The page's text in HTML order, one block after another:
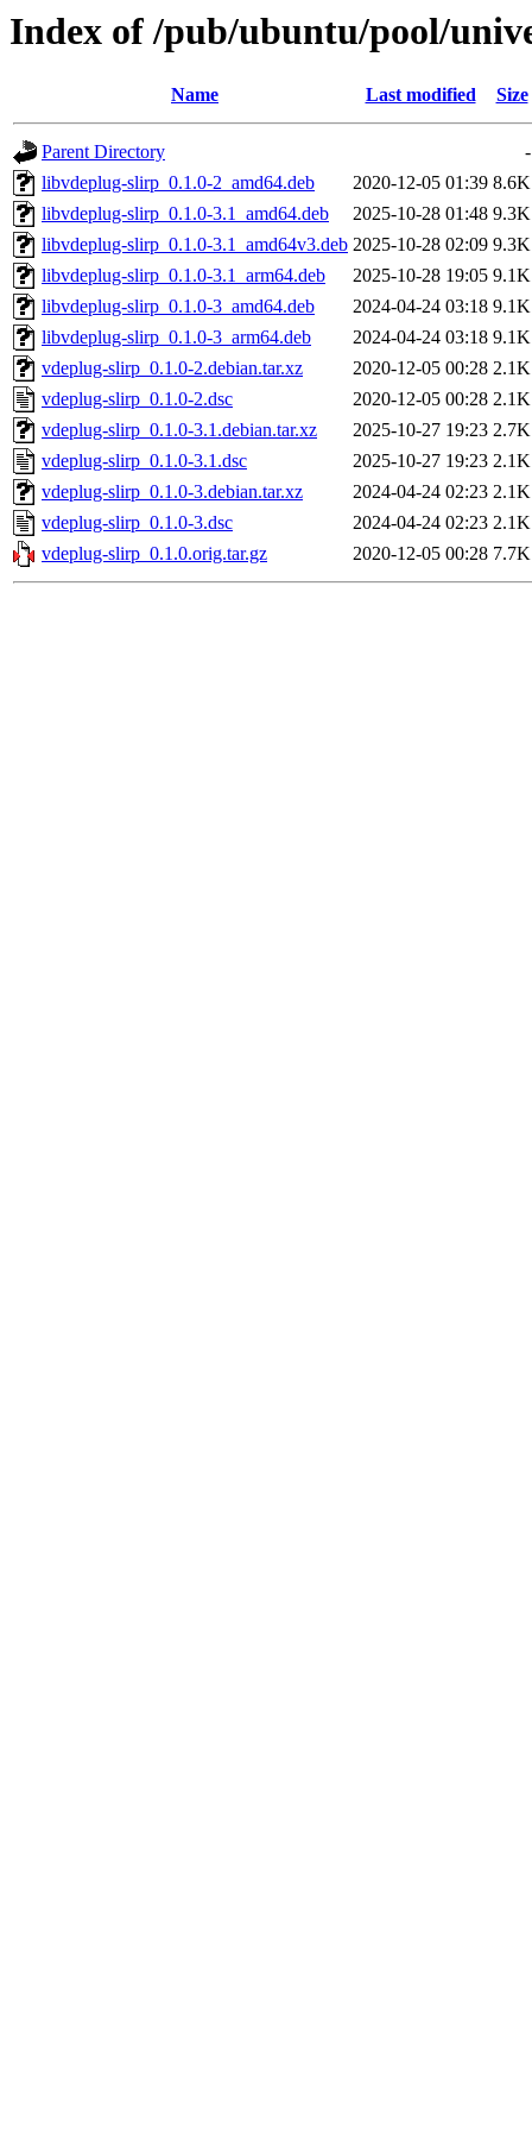
Index of /pub/ubuntu/pool/
Name Last modified Size
Parent Directory
-
libvdeplug-slirp_0.1.0-2_amd64.deb
2020-12-05 01:39 8.6K
libvdeplug-slirp_0.1.0-3.1_amd64.deb
2025-10-28 01:48 9.3K
libvdeplug-slirp_0.1.0-3.1_amd64v3.deb 2025-10-28 02:09 9.3K
libvdeplug-slirp_0.1.0-3.1_arm64.deb
2025-10-28 19:05 9.1K
libvdeplug-slirp_0.1.0-3_amd64.deb
2024-04-24 03:18 9.1K
libvdeplug-slirp_0.1.0-3_arm64.deb
2024-04-24 03:18 9.1K
vdeplug-slirp_0.1.0-2.debian.tar.xz
2020-12-05 00:28 2.1K
vdeplug-slirp_0.1.0-2.dsc
2020-12-05 00:28 2.1K
vdeplug-slirp_0.1.0-3.1.debian.tar.xz
2025-10-27 19:23 2.7K
vdeplug-slirp_0.1.0-3.1.dsc
2025-10-27 19:23 2.1K
vdeplug-slirp_0.1.0-3.debian.tar.xz
2024-04-24 02:23 2.1K
vdeplug-slirp_0.1.0-3.dsc
2024-04-24 02:23 2.1K
vdeplug-slirp_0.1.0.orig.tar.gz
2020-12-05 00:28 7.7K